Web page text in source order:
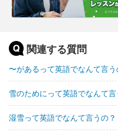
関連する質問
〜があるって英語でなんて言う
雪のためにって英語でなんて言
湿雪って英語でなんて言うの？